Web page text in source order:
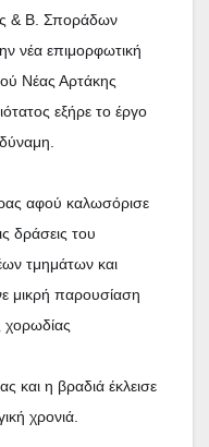
& Β. Σποράδων
νέα επιμορφωτική
Νέας Αρτάκης
εξήρε το έργο
αφού καλωσόρισε
δράσεις του
τμημάτων και
μικρή παρουσίαση
χορωδίας
και η βραδιά έκλεισε
χρονιά.